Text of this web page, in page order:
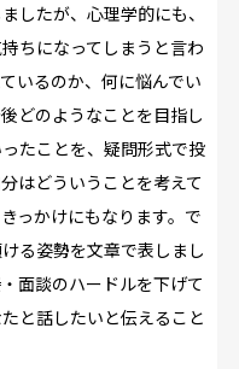
したが、心理学的にも、
ちになってしまうと言わ
いるのか、何に悩んでい
どのようなことを目指し
たことを、疑問形式で投
はどういうことを考えて
っかけにもなります。で
る姿勢を文章で表しまし
面談のハードルを下げて
と話したいと伝えること